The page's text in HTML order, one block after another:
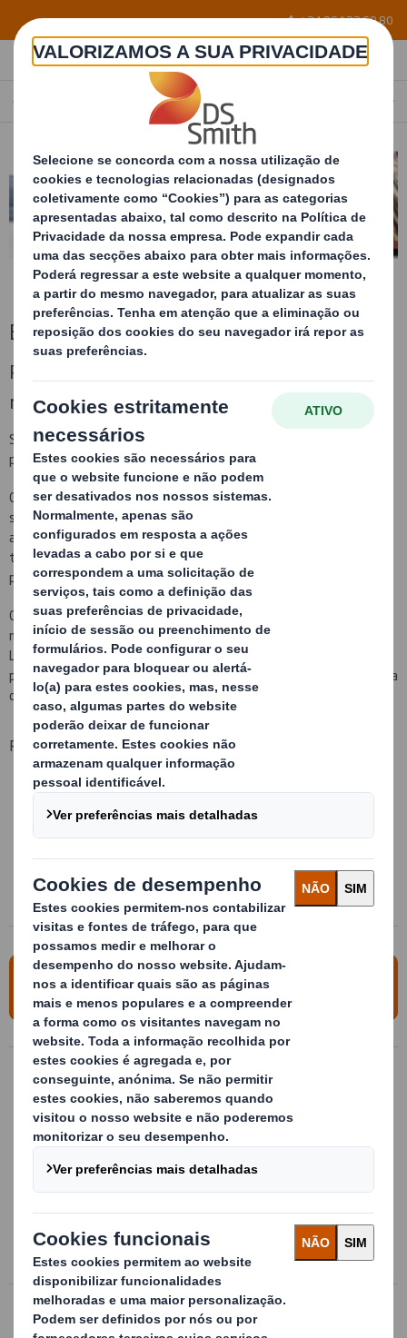
Skip to main content
EMBALAGENS METÁLICAS
+34 96 122 60 80
PT
Embalagens metálicas
Racks e Comboios Lean desenvolvidos à
medida das peças
Soluções de embalagem metálica robustas, retornáveis e válidas
para multiplicidade de aplicações e desenvolvimentos.
Os nossos desenvolvimentos de embalagens metálicas destacam-
se pela sua elevada optimização do espaço, graças
ao
acondicionamento interior desenvolvido à medida das peças a
transportar, maximizando desta forma a quantidade de produto
por contentor metálico.
Contamos com dois tipos de embalagens diferenciadas, racks
metálicas com acondicionamento interior e empilhavel e Comboios
Lean com rodas e acoplados entre si para que um porta-paletes
possa transporta-la facilmente e a embalagem possa ser fornecida
directamente à linha de montagem.
Principais benefícios:
Excelente protecção das peças graças ao acondicionamento
Vários sistemas de disponibilização da peça
Máxima acessibilidade e fácil manipulação
Extremadamente forte e com grande vida útil
Optimização Lean
Para obter mais informações, entre em
contato conosco
Embalagens de manutenção
Embalagem de manutenção de plástico,
perfeitamente dimensionada para o
transporte, armazenagem e
abastecimento de peças à linha
ndicionamento interior, sob medida para o
produto a transportar
Mais informação
Posicionadores rígidos de fixação